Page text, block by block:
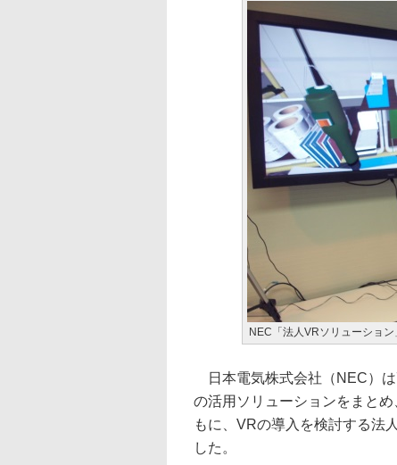
NEC「法人VRソリューション
日本電気株式会社（NEC）
の活用ソリューションをまと
もに、VRの導入を検討する法
した。